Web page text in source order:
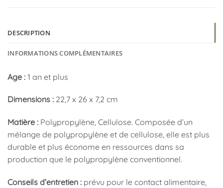
DESCRIPTION
INFORMATIONS COMPLÉMENTAIRES
Age : 1 an et plus
Dimensions : 22,7 x 26 x 7,2 cm
Matière : Polypropylène, Cellulose. Composée d’un
mélange de polypropylène et de cellulose, elle est plus
durable et plus économe en ressources dans sa
production que le polypropylène conventionnel.
Conseils d’entretien : prévu pour le contact alimentaire,